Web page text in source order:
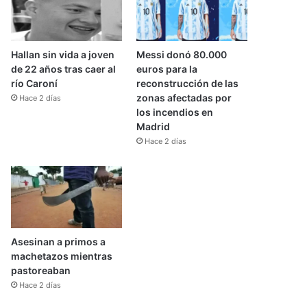
Hallan sin vida a joven
de 22 años tras caer al
río Caroní
Hace 2 días
Messi donó 80.000
euros para la
reconstrucción de las
zonas afectadas por
los incendios en
Madrid
Hace 2 días
Asesinan a primos a
machetazos mientras
pastoreaban
Hace 2 días